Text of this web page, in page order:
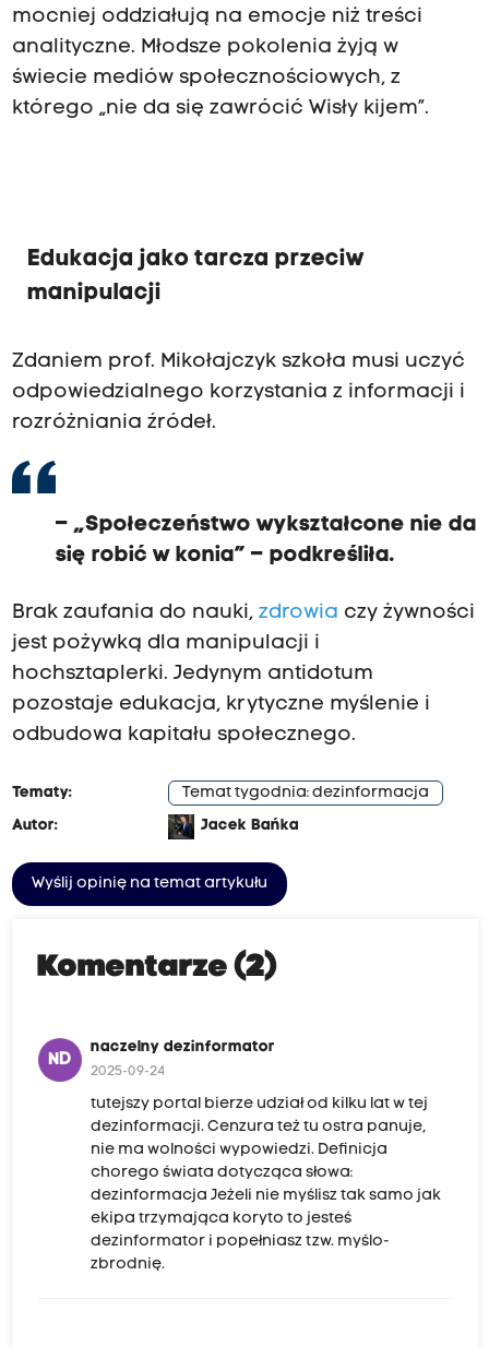
mocniej oddziałują na emocje niż treści
analityczne. Młodsze pokolenia żyją w
świecie mediów społecznościowych, z
którego „nie da się zawrócić Wisły kijem”.
Edukacja jako tarcza przeciw
manipulacji
Zdaniem prof. Mikołajczyk szkoła musi uczyć
odpowiedzialnego korzystania z informacji i
rozróżniania źródeł.
– „Społeczeństwo wykształcone nie da
się robić w konia” – podkreśliła.
Brak zaufania do nauki, zdrowia czy żywności
jest pożywką dla manipulacji i
hochsztaplerki. Jedynym antidotum
pozostaje edukacja, krytyczne myślenie i
odbudowa kapitału społecznego.
Tematy:
Temat tygodnia: dezinformacja
Autor:
Jacek Bańka
Wyślij opinię na temat artykułu
Komentarze (2)
ND
naczelny dezinformator
2025-09-24
tutejszy portal bierze udział od kilku lat w tej
dezinformacji. Cenzura też tu ostra panuje,
nie ma wolności wypowiedzi. Definicja
chorego świata dotycząca słowa:
dezinformacja Jeżeli nie myślisz tak samo jak
ekipa trzymająca koryto to jesteś
dezinformator i popełniasz tzw. myślo-
zbrodnię.